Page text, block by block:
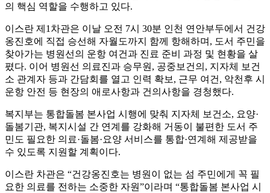
의 핵심 역할을 수행하고 있다.
이스란 제1차관은 이날 오전 7시 30분 인천 연안부두에서 건강
옹진호에 직접 승선해 자월도까지 함께 항해하며, 도서 주민을
찾아가는 병원선의 운항 여건과 진료 준비 과정 및 현황을 살
폈다. 이어 병원선 의료진과 승무원, 공중보건의, 지자체 보건
소 관계자 등과 간담회를 열고 인력 확보, 근무 여건, 악천후 시
운항 안전 등 현장의 애로사항과 건의사항을 경청했다.
복지부는 통합돌봄 본사업 시행에 맞춰 지자체 보건소, 요양·
돌봄기관, 복지시설 간 연계를 강화해 거동이 불편한 도서 주
민도 필요한 의료·돌봄·요양 서비스를 통합·연계해 제공받을
수 있도록 지원할 계획이다.
이스란 차관은 “건강옹진호는 병원이 없는 섬 주민에게 꼭 필
요한 의료를 전하는 소중한 자원”이라며 “통합돌봄 본사업 시